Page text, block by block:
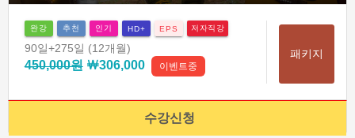
완강 추천 인기 HD+ EPS 저자직강
90일+275일 (12개월)
450,000원￦306,000 이벤트중
패키지
수강신청